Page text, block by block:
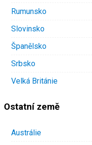
Rumunsko
Slovinsko
Španělsko
Srbsko
Velká Británie
Ostatní země
Austrálie